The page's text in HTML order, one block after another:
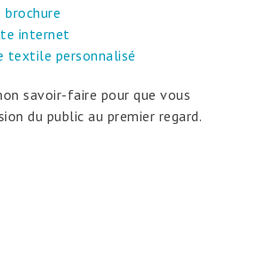
brochure
internet
textile personnalisé
savoir-faire pour que vous
du public au premier regard.